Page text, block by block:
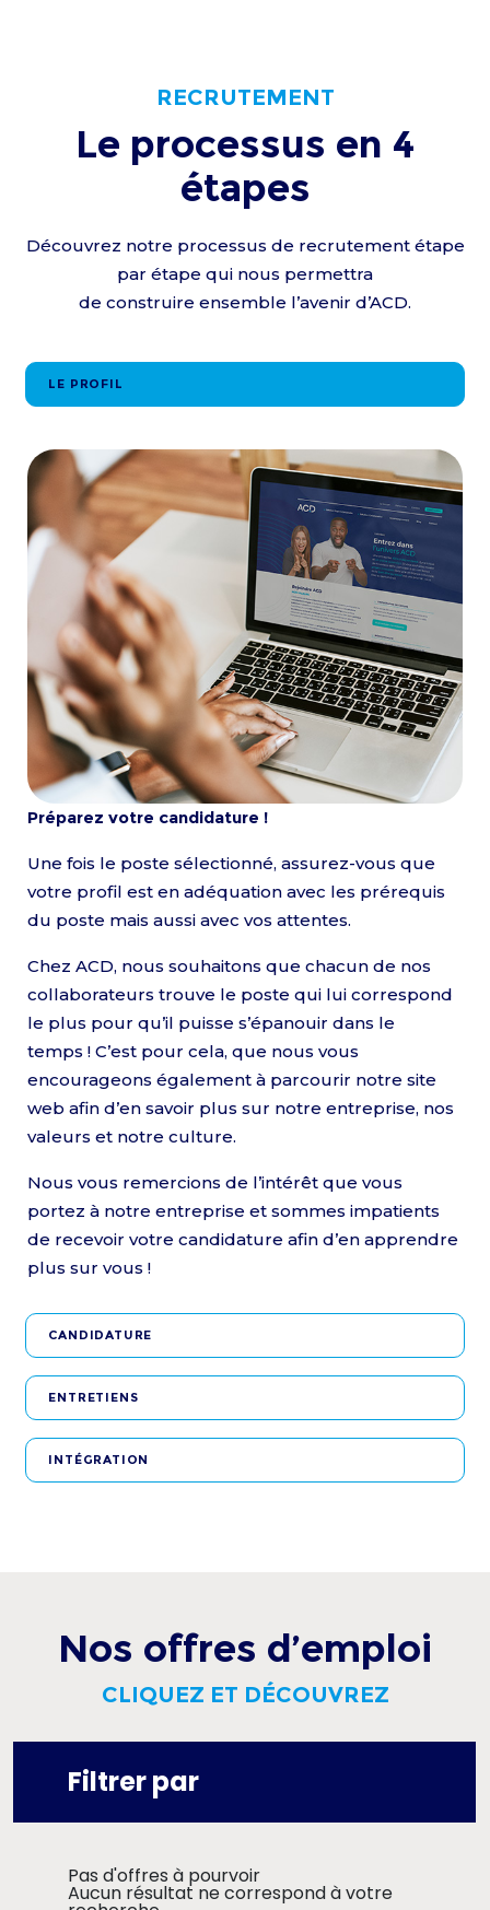
RECRUTEMENT
Le processus en 4
étapes
Découvrez notre processus de recrutement étape
par étape qui nous permettra
de construire ensemble l’avenir d’ACD.
LE PROFIL
Préparez votre candidature !
Une fois le poste sélectionné, assurez-vous que
votre profil est en adéquation avec les prérequis
du poste mais aussi avec vos attentes.
Chez ACD, nous souhaitons que chacun de nos
collaborateurs trouve le poste qui lui correspond
le plus pour qu’il puisse s’épanouir dans le
temps ! C’est pour cela, que nous vous
encourageons également à parcourir notre site
web afin d’en savoir plus sur notre entreprise, nos
valeurs et notre culture.
Nous vous remercions de l’intérêt que vous
portez à notre entreprise et sommes impatients
de recevoir votre candidature afin d’en apprendre
plus sur vous !
CANDIDATURE
ENTRETIENS
INTÉGRATION
Nos offres d’emploi
CLIQUEZ ET DÉCOUVREZ